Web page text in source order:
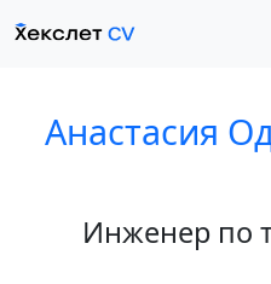
Анастасия
Инженер по